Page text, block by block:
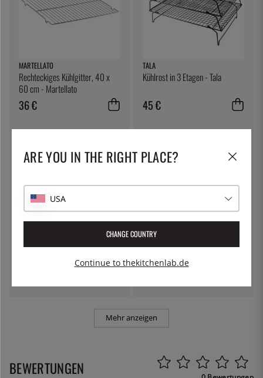
MARTELLATO
Rechteckiges Kühlgitter, 40 x
60 cm - Martellato
36 €
TALA
Kühlrost in 3 Etagen - Tala
45 €
TELLIER
Mehr anzeigen
BEWERTUNGEN
ARE YOU IN THE RIGHT PLACE?
USA
CHANGE COUNTRY
Continue to thekitchenlab.de